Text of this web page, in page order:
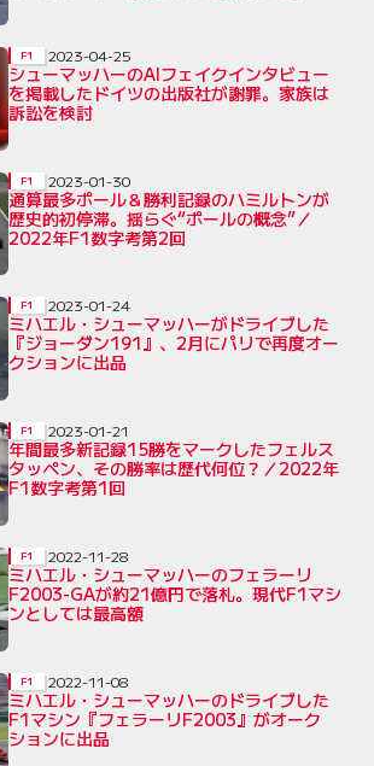
シューマッハーのAIフェイクインタビュー
を掲載したドイツの出版社が謝罪。家族は
訴訟を検討
F1 2023-04-25
通算最多ポール＆勝利記録のハミルトンが
歴史的初停滞。揺らぐ“ポールの概念”／
2022年F1数字考第2回
F1 2023-01-30
ミハエル・シューマッハーがドライブした
『ジョーダン191』、2月にパリで再度オー
クションに出品
F1 2023-01-24
年間最多新記録15勝をマークしたフェルス
タッペン、その勝率は歴代何位？／2022年
F1数字考第1回
F1 2023-01-21
ミハエル・シューマッハーのフェラーリ
F2003-GAが約21億円で落札。現代F1マシ
ンとしては最高額
F1 2022-11-28
ミハエル・シューマッハーのドライブした
F1マシン『フェラーリF2003』がオーク
ションに出品
F1 2022-11-08